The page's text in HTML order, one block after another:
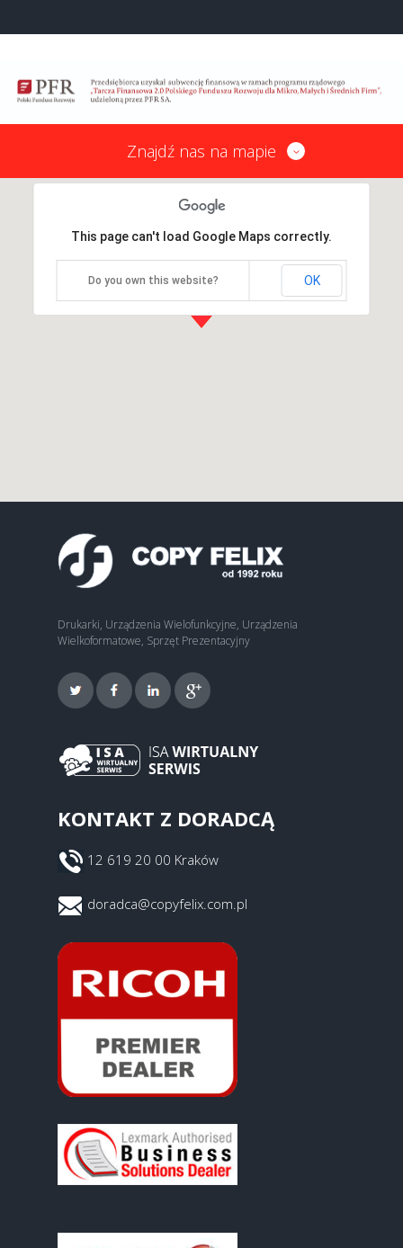
Znajdź nas na mapie
This page can't load Google Maps correctly.
Do you own this website? OK
Drukarki, Urządzenia Wielofunkcyjne, Urządzenia
Wielkoformatowe, Sprzęt Prezentacyjny
KONTAKT Z DORADCĄ
12 619 20 00 Kraków
doradca@copyfelix.com.pl